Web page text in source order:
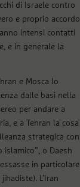
di Israele contro
e proprio accordo
intensi contatti
e in generale la
e Mosca lo
dalle basi nella
per andare a
e a Tehran la cosa
strategica con
islamico”, o Daesh
in particolare
L’Iran